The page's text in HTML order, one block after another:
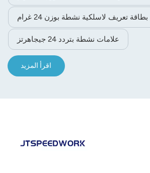
بطاقة تعريف لاسلكية نشطة بوزن 24 غرام
علامات نشطة بتردد 24 جيجاهرتز
اقرأ المزيد